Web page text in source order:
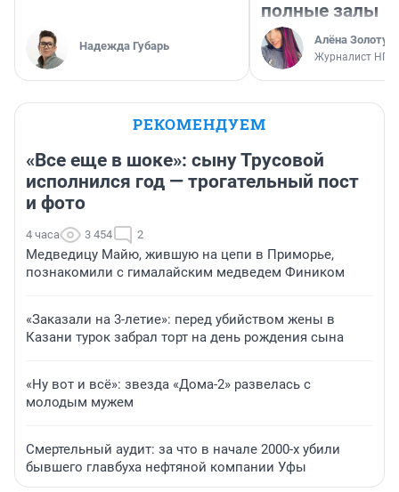
Надежда Губарь
полные залы
Алёна
Журналист НГС
РЕКОМЕНДУЕМ
«Все еще в шоке»: сыну Трусовой
исполнился год — трогательный пост
и фото
4 часа 3 454 2
Медведицу Майю, жившую на цепи в Приморье,
познакомили с гималайским медведем Фиником
«Заказали на 3-летие»: перед убийством жены в
Казани турок забрал торт на день рождения сына
«Ну вот и всё»: звезда «Дома-2» развелась с
молодым мужем
Смертельный аудит: за что в начале 2000-х убили
бывшего главбуха нефтяной компании Уфы